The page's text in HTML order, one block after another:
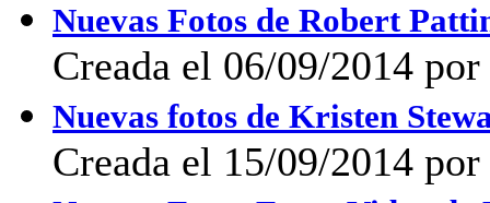
Nuevas Fotos de Robert
Creada el 06/09/2014
Nuevas fotos de Kristen
Creada el 15/09/2014